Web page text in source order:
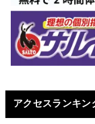
アクセスランキン